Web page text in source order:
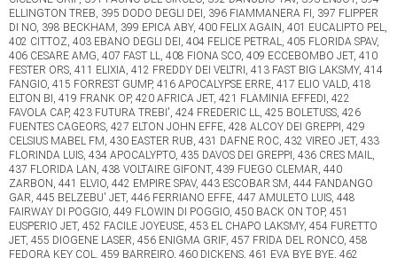
ELLINGTON TREB, 395 DODO DEGLI DEI, 396 FIAMMANERA FI, 397 FLIPPER
DI NO, 398 BECKHAM, 399 EPICA ABY, 400 FELIX AGAIN, 401 EUCALIPTO PEL,
402 CITTOZ, 403 EBANO DEGLI DEI, 404 FELICE PETRAL, 405 FLORIDA SPAV,
406 CESARE AMG, 407 FAST LL, 408 FIONA SCO, 409 ECCEBOMBO JET, 410
FESTER ORS, 411 ELIXIA, 412 FREDDY DEI VELTRI, 413 FAST BIG LAKSMY, 414
FANGIO, 415 FORREST GUMP, 416 APOCALYPSE ERRE, 417 ELIO VALD, 418
ELTON BI, 419 FRANK OP, 420 AFRICA JET, 421 FLAMINIA EFFEDI, 422
FAVOLA CAP, 423 FUTURA TREBI', 424 FREDERIC LL, 425 BOLETUSS, 426
FUENTES CAGEORS, 427 ELTON JOHN EFFE, 428 ALCOY DEI GREPPI, 429
CELSIUS MABEL FM, 430 EASTER RUB, 431 DAFNE ROC, 432 VIREO JET, 433
FLORINDA LUIS, 434 APOCALYPTO, 435 DAVOS DEI GREPPI, 436 CRES MAIL,
437 FLORIDA LAN, 438 VOLTAIRE GIFONT, 439 FUEGO CLEMAR, 440
ZARBON, 441 ELVIO, 442 EMPIRE SPAV, 443 ESCOBAR SM, 444 FANDANGO
GAR, 445 BELZEBU' JET, 446 FERRIANO EFFE, 447 AMULETO LUIS, 448
FAIRWAY DI POGGIO, 449 FLOWIN DI POGGIO, 450 BACK ON TOP, 451
EUSPERIO JET, 452 FACILE JOYEUSE, 453 EL CHAPO LAKSMY, 454 FURETTO
JET, 455 DIOGENE LASER, 456 ENIGMA GRIF, 457 FRIDA DEL RONCO, 458
FEDORA KEY COL, 459 BARREIRO, 460 DICKENS, 461 EVA BYE BYE, 462